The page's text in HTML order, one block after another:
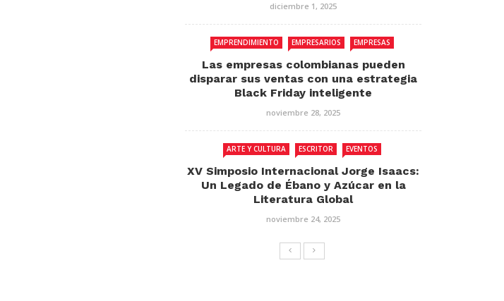
diciembre 1, 2025
EMPRENDIMIENTO EMPRESARIOS EMPRESAS
Las empresas colombianas pueden
disparar sus ventas con una estrategia
Black Friday inteligente
noviembre 28, 2025
ARTE Y CULTURA ESCRITOR EVENTOS
XV Simposio Internacional Jorge Isaacs:
Un Legado de Ébano y Azúcar en la
Literatura Global
noviembre 24, 2025